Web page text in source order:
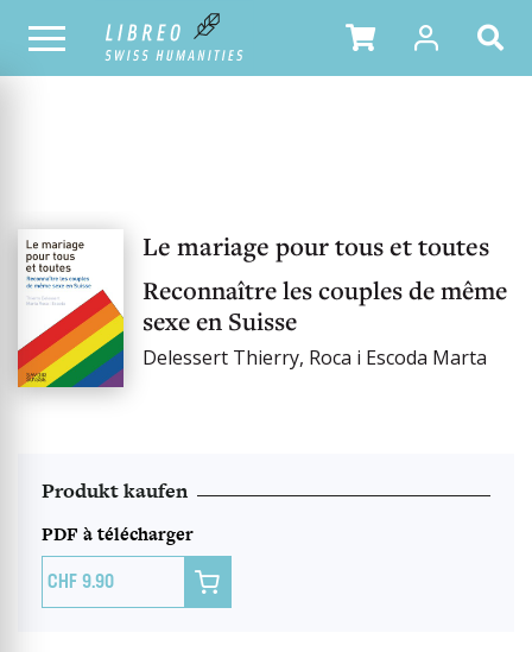
UNSER KATALOG
Le mariage pour tous et toutes
Reconnaître les couples de même
sexe en Suisse
Delessert Thierry, Roca i Escoda Marta
Produkt kaufen
PDF à télécharger
9.90 